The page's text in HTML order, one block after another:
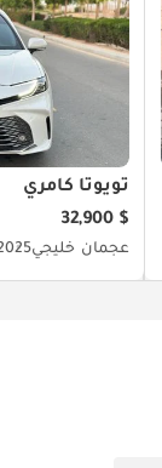
تويوتا كامري
$ 32,900
عجمان خليجي